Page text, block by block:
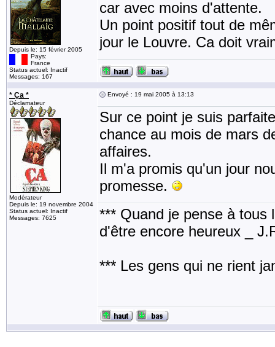
Depuis le: 15 février 2005
Pays:
France
Status actuel: Inactif
Messages: 167
car avec moins d'attente.
Un point positif tout de
jour le Louvre. Ca doit
* Ça *
Déclamateur
Modérateur
Depuis le: 19 novembre 2004
Status actuel: Inactif
Messages: 7625
Envoyé : 19 mai 2005 à 13:13
Sur ce point je suis
chance au mois de mars
affaires.
Il m'a promis qu'un jour
promesse.
*** Quand je pense à tous
d'être encore heureux _
*** Les gens qui ne rient